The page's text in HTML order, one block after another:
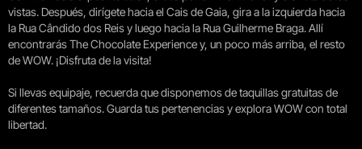
vistas. Después, dirígete hacia el Cais de Gaia, gira a la izquierda hacia
la Rua Cândido dos Reis y luego hacia la Rua Guilherme Braga. Allí
encontrarás The Chocolate Experience y, un poco más arriba, el resto
de WOW. ¡Disfruta de la visita!
Si llevas equipaje, recuerda que disponemos de taquillas gratuitas de
diferentes tamaños. Guarda tus pertenencias y explora WOW con total
libertad.